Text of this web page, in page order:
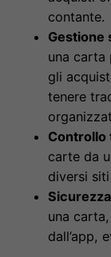
contante.
Gestione
una carta
gli
tenere
Controllo
carte da
diversi
una
dall’app,